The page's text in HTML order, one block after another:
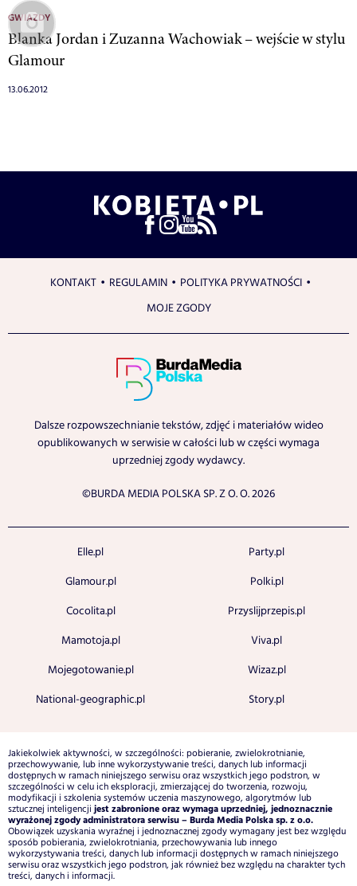
GWIAZDY
Blanka Jordan i Zuzanna Wachowiak – wejście w stylu
Glamour
13.06.2012
KONTAKT REGULAMIN
POLITYKA PRYWATNOŚCI
MOJE ZGODY
Dalsze rozpowszechnianie tekstów, zdjęć i materiałów wideo
opublikowanych w serwisie w całości lub w części wymaga
uprzedniej zgody wydawcy.
©BURDA MEDIA POLSKA SP. Z O. O. 2026
Elle.pl
Glamour.pl
Cocolita.pl
Mamotoja.pl
Mojegotowanie.pl
National-geographic.pl
Party.pl
Polki.pl
Przyslijprzepis.pl
Viva.pl
Wizaz.pl
Story.pl
Jakiekolwiek aktywności, w szczególności: pobieranie, zwielokrotnianie,
przechowywanie, lub inne wykorzystywanie treści, danych lub informacji
dostępnych w ramach niniejszego serwisu oraz wszystkich jego podstron, w
szczególności w celu ich eksploracji, zmierzającej do tworzenia, rozwoju,
modyfikacji i szkolenia systemów uczenia maszynowego, algorytmów lub
sztucznej inteligencji jest zabronione oraz wymaga uprzedniej, jednoznacznie
wyrażonej zgody administratora serwisu – Burda Media Polska sp. z o.o.
Obowiązek uzyskania wyraźnej i jednoznacznej zgody wymagany jest bez względu
sposób pobierania, zwielokrotniania, przechowywania lub innego
wykorzystywania treści, danych lub informacji dostępnych w ramach niniejszego
serwisu oraz wszystkich jego podstron, jak również bez względu na charakter tych
treści, danych i informacji.